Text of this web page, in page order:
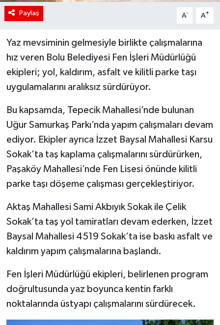
Paylaş A- A+
Yaz mevsiminin gelmesiyle birlikte çalışmalarına
hız veren Bolu Belediyesi Fen İşleri Müdürlüğü
ekipleri; yol, kaldırım, asfalt ve kilitli parke taşı
uygulamalarını aralıksız sürdürüyor.
Bu kapsamda, Tepecik Mahallesi’nde bulunan
Uğur Samurkaş Parkı’nda yapım çalışmaları devam
ediyor. Ekipler ayrıca İzzet Baysal Mahallesi Karsu
Sokak’ta taş kaplama çalışmalarını sürdürürken,
Paşaköy Mahallesi’nde Fen Lisesi önünde kilitli
parke taşı döşeme çalışması gerçekleştiriyor.
Aktaş Mahallesi Sami Akbıyık Sokak ile Çelik
Sokak’ta taş yol tamiratları devam ederken, İzzet
Baysal Mahallesi 4519 Sokak’ta ise baskı asfalt ve
kaldırım yapım çalışmalarına başlandı.
Fen İşleri Müdürlüğü ekipleri, belirlenen program
doğrultusunda yaz boyunca kentin farklı
noktalarında üstyapı çalışmalarını sürdürecek.